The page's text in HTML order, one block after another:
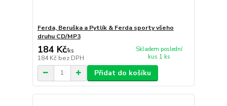
Ferda, Beruška a Pytlík & Ferda sporty všeho
druhu CD/MP3
184 Kč/ks
184 Kč bez DPH
Skladem poslední
kus 1 ks
Přidat do košíku